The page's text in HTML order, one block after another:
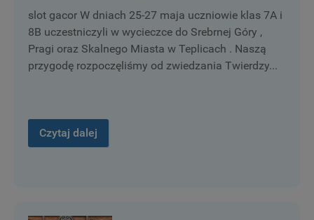
slot gacor W dniach 25-27 maja uczniowie klas 7A i
8B uczestniczyli w wycieczce do Srebrnej Góry ,
Pragi oraz Skalnego Miasta w Teplicach . Naszą
przygodę rozpoczęliśmy od zwiedzania Twierdzy...
Czytaj dalej